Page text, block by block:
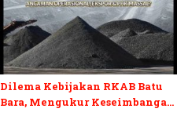
Dilema Kebijakan RKAB Batu
Bara, Mengukur Keseimbangan